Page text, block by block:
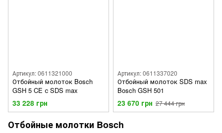
Артикул: 0611321000
Отбойный молоток Bosch
GSH 5 CE с SDS max
33 228 грн
Артикул: 0611337020
Отбойный молоток SDS max
Bosch GSH 501
23 670 грн 27 444 грн
Отбойные молотки Bosch